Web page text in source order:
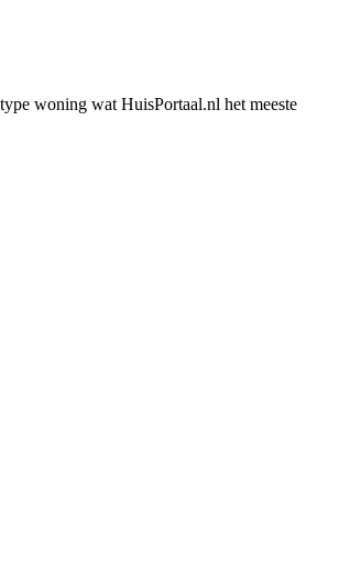
woning wat HuisPortaal.nl het meeste